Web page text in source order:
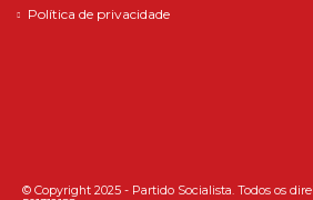
Política de privacidade
© Copyright 2025 - Partido Socialista. Todos os